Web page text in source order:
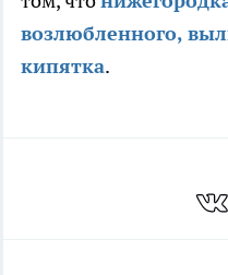
возлюбленного,
кипятка.